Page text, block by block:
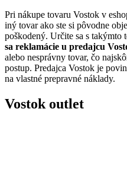
Pri nákupe tovaru Vostok v
iný tovar ako ste si pôvodne
poškodený. Určite sa s takýmto
sa reklamácie u predajcu
alebo nesprávny tovar, čo
postup. Predajca Vostok je
na vlastné prepravné náklady.
Vostok outlet